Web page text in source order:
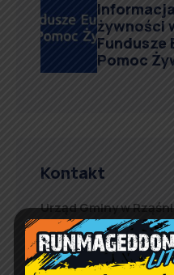
żywności
Fundusze
Pomoc
Kontakt
Urząd Gminy w Rząśni
ul. 1 Maja 37
98 – 332 Rząśnia